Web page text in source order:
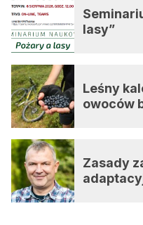
lasy”
Leśny
owoców
Zasady